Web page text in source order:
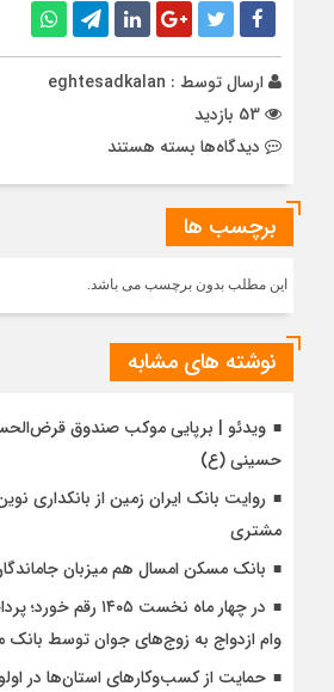
ارسال توسط : eghtesadkalan
دیدگاه‌ها برای
افزایش
سرمایه
بانک
سوی
بانک
بسته هستند
برچسب ها
این مطلب بدون برچسب می باشد.
نوشته های مشابه
ویدئو | برپایی موکب صندوق
حسینی (ع)
روایت بانک ایران زمین از بانکداری
مشتری
بانک مسکن امسال هم میزبان
وام ازدواج به زوج‌های جوان توسط بانک
حمایت از کسب‌وکارهای استان‌ها در